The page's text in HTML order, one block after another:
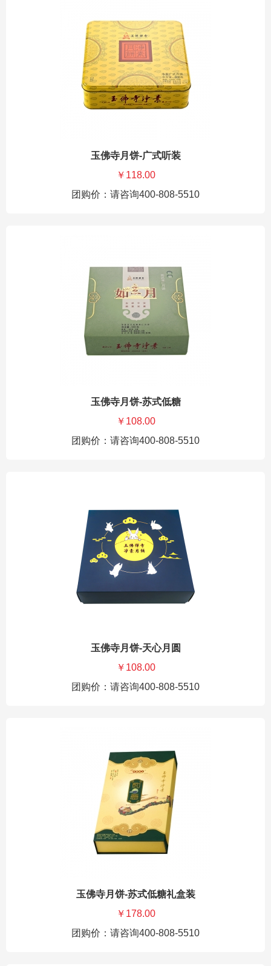
玉佛寺月饼-广式听装
￥118.00
团购价：请咨询400-808-5510
玉佛寺月饼-苏式低糖
￥108.00
团购价：请咨询400-808-5510
玉佛寺月饼-天心月圆
￥108.00
团购价：请咨询400-808-5510
玉佛寺月饼-苏式低糖礼盒装
￥178.00
团购价：请咨询400-808-5510